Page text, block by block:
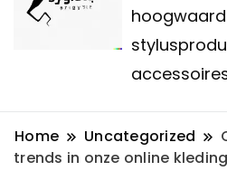
Home Uncategorized
trends in onze online